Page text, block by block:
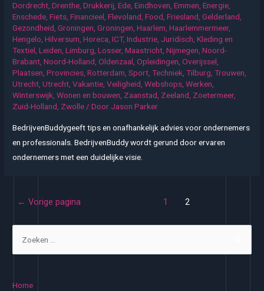
Dordrecht,Drenthe,Drukkerij,Ede,Eindhoven,Emmen,Energie,
Enschede,Fiets,Financieel,Flevoland,Food,Friesland,Gelderland,
Gezondheid,Groningen,Groningen,Haarlem,Haarlemmermeer,
Hengelo,Hilversum,Horeca,ICT,Industrie, Juridisch,Kleding en
Textiel,Leiden,Limburg,Losser,Maastricht,Nijmegen,Noord-
Brabant,Noord-Holland,Oldenzaal,Opleidingen,Overijssel,
Plaatsen,Provincies,Rotterdam,Sport,Techniek,Tilburg,Trouwen,
Utrecht,Utrecht,Vakantie,Veiligheid,Webshops,Werken,
Winterswijk,Wonen en bouwen, Zaanstad, Zeeland, Zoetermeer,
Zuid-Holland, Zwolle/ Door Jason Parker
BedrijvenBuddygeeft tips en onafhankelijk advies voor ondernemers
en professionals. BedrijvenBuddy wordt gerund door ervaren
ondernemers met een duidelijke visie.
Berichten
← Vorige pagina 1 2
Home